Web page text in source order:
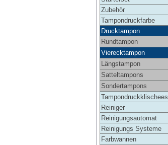
Zubehör
Tampondruckfarbe
Drucktampon
Rundtampon
Vierecktampon
Längstampon
Satteltampons
Sondertampons
Tampondruckklischees
Reiniger
Reinigungsautomat
Reinigungs Systeme
Farbwannen